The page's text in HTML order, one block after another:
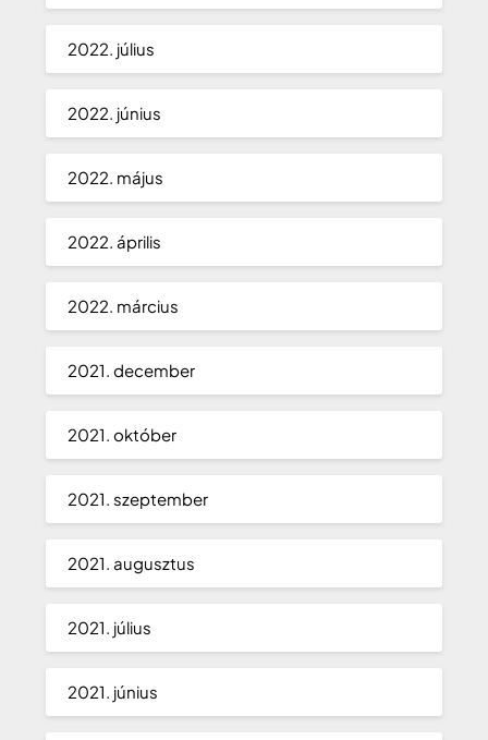
2022. július
2022. június
2022. május
2022. április
2022. március
2021. december
2021. október
2021. szeptember
2021. augusztus
2021. július
2021. június